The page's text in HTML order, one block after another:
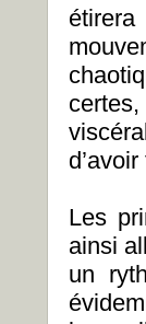
Les
ainsi
un